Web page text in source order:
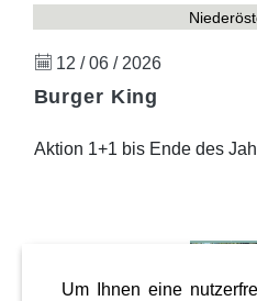
12 / 06 / 2026
Burger King
Aktion 1+1 bis Ende des
Um Ihnen eine